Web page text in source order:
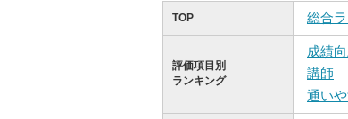
TOP 総合
評価項目別
ランキング
成績
講師
通い